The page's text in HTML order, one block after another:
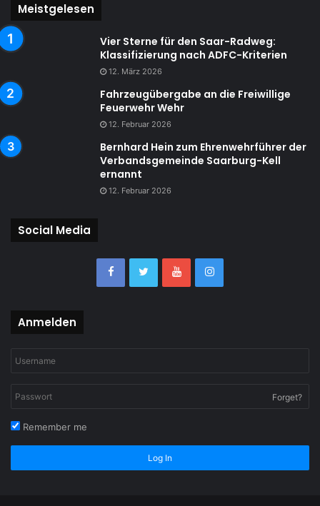
Meistgelesen
Vier Sterne für den Saar-Radweg:
Klassifizierung nach ADFC-Kriterien
12. März 2026
Fahrzeugübergabe an die Freiwillige
Feuerwehr Wehr
12. Februar 2026
Bernhard Hein zum Ehrenwehrführer der
Verbandsgemeinde Saarburg-Kell
ernannt
12. Februar 2026
Social Media
Anmelden
Forget?
Remember me
Log In